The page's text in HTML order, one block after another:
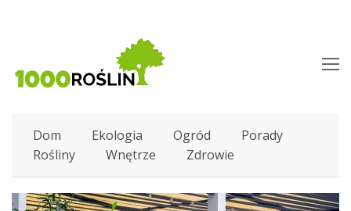
Dom Ekologia Ogród
Porady
Rośliny
Wnętrze Zdrowie